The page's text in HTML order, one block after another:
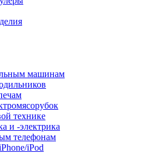
машинам
технике
и -электрика
телефонам
iPod